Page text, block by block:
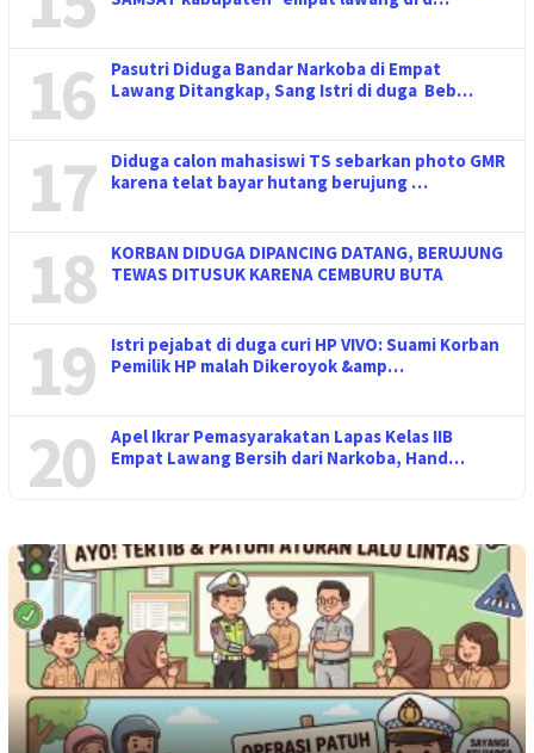
16
Pasutri Diduga Bandar Narkoba di Empat
Lawang Ditangkap, Sang Istri di duga Beb…
17
Diduga calon mahasiswi TS sebarkan photo GMR
karena telat bayar hutang berujung …
18
KORBAN DIDUGA DIPANCING DATANG, BERUJUNG
TEWAS DITUSUK KARENA CEMBURU BUTA
19
Istri pejabat di duga curi HP VIVO: Suami Korban
Pemilik HP malah Dikeroyok &amp…
20
Apel Ikrar Pemasyarakatan Lapas Kelas IIB
Empat Lawang Bersih dari Narkoba, Hand…